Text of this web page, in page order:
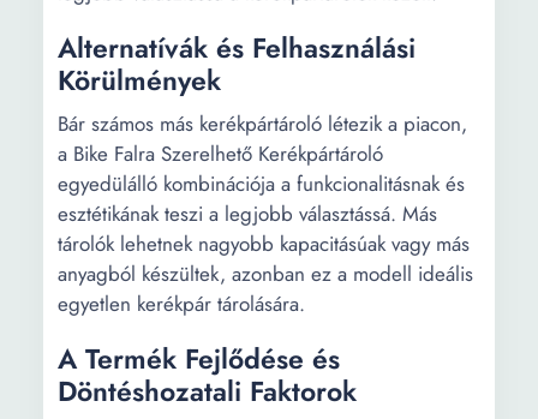
Alternatívák és Felhasználási
Körülmények
Bár számos más kerékpártároló létezik a piacon,
a Bike Falra Szerelhető Kerékpártároló
egyedülálló kombinációja a funkcionalitásnak és
esztétikának teszi a legjobb választássá. Más
tárolók lehetnek nagyobb kapacitásúak vagy más
anyagból készültek, azonban ez a modell ideális
egyetlen kerékpár tárolására.
A Termék Fejlődése és
Döntéshozatali Faktorok